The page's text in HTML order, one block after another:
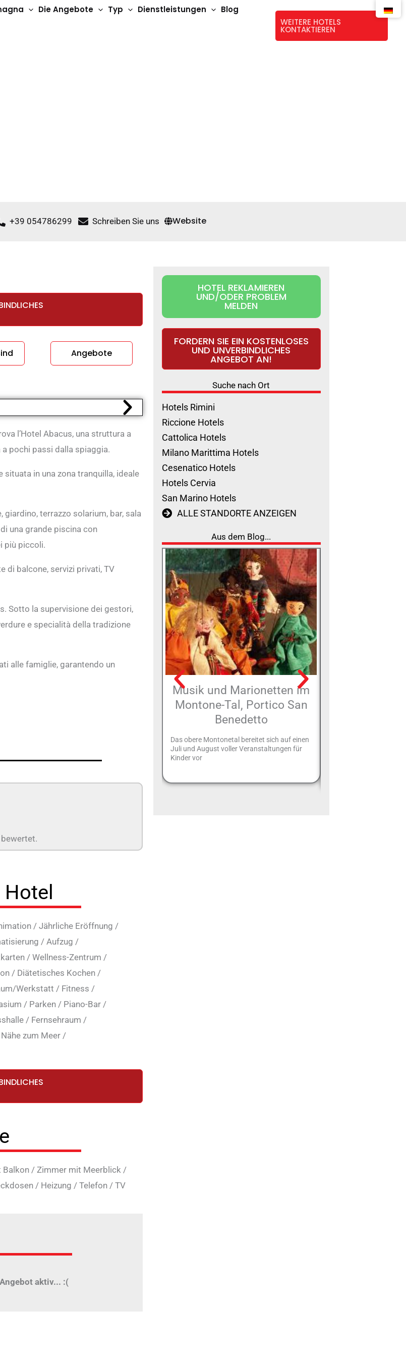
Die Angebote Typ Dienstleistungen Blog
WEITERE HOTELS
KONTAKTIEREN
+39 054786299 Schreiben Sie uns Website
Angebote
l’Hotel Abacus, una struttura a
pochi passi dalla spiaggia.
in una zona tranquilla, ideale
giardino, terrazzo solarium, bar, sala
una grande piscina con
più piccoli.
di balcone, servizi privati, TV
Sotto la supervisione dei gestori,
e specialità della tradizione
alle famiglie, garantendo un
/ Jährliche Eröffnung /
/ Aufzug /
/ Wellness-Zentrum /
/ Diätetisches Kochen /
Werkstatt / Fitness /
/ Parken / Piano-Bar /
/ Fernsehraum /
Nähe zum Meer /
Balkon / Zimmer mit Meerblick /
/ Heizung / Telefon / TV
aktiv... :(
HOTEL REKLAMIEREN
UND/ODER PROBLEM
MELDEN
FORDERN SIE EIN KOSTENLOSES
UND UNVERBINDLICHES
ANGEBOT AN!
Suche nach Ort
Hotels Rimini
Riccione Hotels
Cattolica Hotels
Milano Marittima Hotels
Cesenatico Hotels
Hotels Cervia
San Marino Hotels
ALLE STANDORTE ANZEIGEN
Aus dem Blog...
Musik und Marionetten im
Montone-Tal, Portico San
Benedetto
Das obere Montonetal bereitet sich auf einen
Juli und August voller Veranstaltungen für
Kinder vor